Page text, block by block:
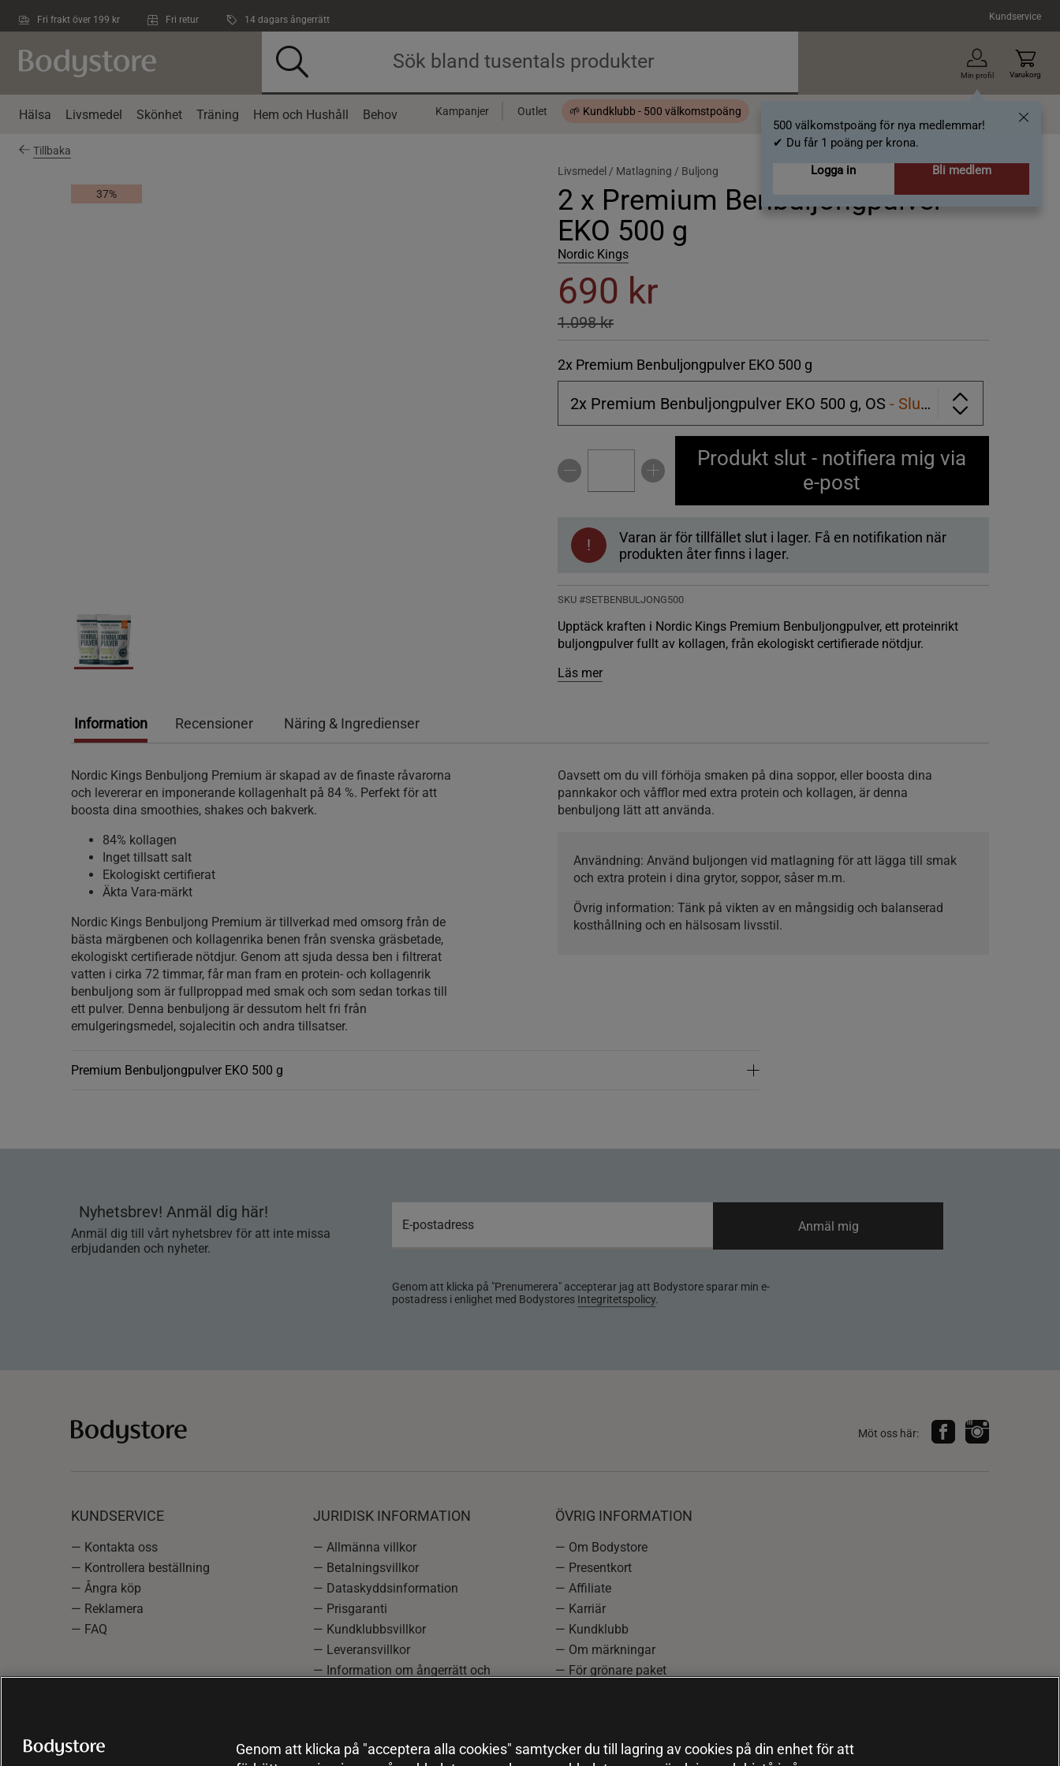
Fri frakt över 199 kr Fri retur 14 dagars ångerrätt Kundservice
Min profil
500 välkomstpoäng för nya medlemmar!
✔ Du får 1 poäng per krona.
Logga in
Bli medlem
Varukorg
Hälsa Livsmedel Skönhet Träning Hem och Hushåll Behov Kampanjer Outlet 🌱 Kundklubb - 500 välkomstpoäng
Tillbaka
37%
Livsmedel / Matlagning / Buljong
2 x Premium Benbuljongpulver
EKO 500 g
Nordic Kings
690 kr
1.098 kr
2x Premium Benbuljongpulver EKO 500 g
2x Premium Benbuljongpulver EKO 500 g, OS - Slut i lager
Produkt slut - notifiera mig via
e-post
!
Varan är för tillfället slut i lager. Få en notifikation när
produkten åter finns i lager.
SKU #SETBENBULJONG500
Upptäck kraften i Nordic Kings Premium Benbuljongpulver, ett proteinrikt
buljongpulver fullt av kollagen, från ekologiskt certifierade nötdjur.
Läs mer
Information Recensioner Näring & Ingredienser
Nordic Kings Benbuljong Premium är skapad av de finaste råvarorna
och levererar en imponerande kollagenhalt på 84 %. Perfekt för att
boosta dina smoothies, shakes och bakverk.
84% kollagen
Inget tillsatt salt
Ekologiskt certifierat
Äkta Vara-märkt
Nordic Kings Benbuljong Premium är tillverkad med omsorg från de
bästa märgbenen och kollagenrika benen från svenska gräsbetade,
ekologiskt certifierade nötdjur. Genom att sjuda dessa ben i filtrerat
vatten i cirka 72 timmar, får man fram en protein- och kollagenrik
benbuljong som är fullproppad med smak och som sedan torkas till
ett pulver. Denna benbuljong är dessutom helt fri från
emulgeringsmedel, sojalecitin och andra tillsatser.
Oavsett om du vill förhöja smaken på dina soppor, eller boosta dina
pannkakor och våfflor med extra protein och kollagen, är denna
benbuljong lätt att använda.
Användning: Använd buljongen vid matlagning för att lägga till smak
och extra protein i dina grytor, soppor, såser m.m.
Övrig information: Tänk på vikten av en mångsidig och balanserad
kosthållning och en hälsosam livsstil.
Premium Benbuljongpulver EKO 500 g
Nyhetsbrev! Anmäl dig här!
Anmäl dig till vårt nyhetsbrev för att inte missa
erbjudanden och nyheter.
Genom att klicka på "Prenumerera" accepterar jag att Bodystore sparar min e-
postadress i enlighet med Bodystores Integritetspolicy.
Anmäl mig
Möt oss här:
KUNDSERVICE
— Kontakta oss
— Kontrollera beställning
— Ångra köp
— Reklamera
— FAQ
JURIDISK INFORMATION
— Allmänna villkor
— Betalningsvillkor
— Dataskyddsinformation
— Prisgaranti
— Kundklubbsvillkor
— Leveransvillkor
— Information om ångerrätt och
ÖVRIG INFORMATION
— Om Bodystore
— Presentkort
— Affiliate
— Karriär
— Kundklubb
— Om märkningar
— För grönare paket
Genom att klicka på "acceptera alla cookies" samtycker du till lagring av cookies på din enhet för att